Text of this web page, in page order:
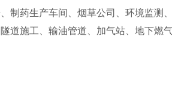
药生产车间、烟草公司、环境监测
道施工、输油管道、加气站、地下燃